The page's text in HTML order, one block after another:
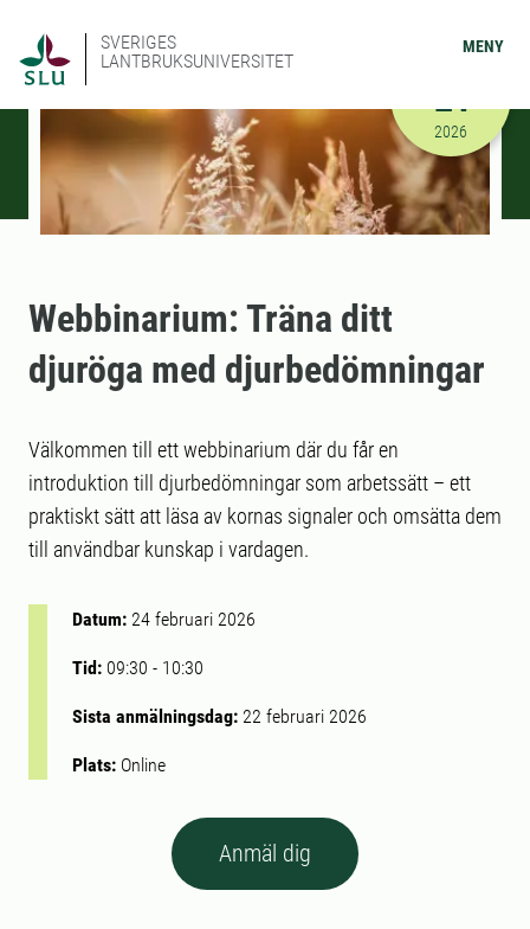
SVERIGES
LANTBRUKSUNIVERSITET
MENY
2026-02-
24
2026
Webbinarium: Träna ditt
djuröga med djurbedömningar
Välkommen till ett webbinarium där du får en
introduktion till djurbedömningar som arbetssätt – ett
praktiskt sätt att läsa av kornas signale­r och omsätta dem
till användbar kunskap i vardagen.
Datum: 24 februari 2026
Tid: 09:30 - 10:30
Sista anmälningsdag: 22 februari 2026
Plats: Online
Anmäl dig